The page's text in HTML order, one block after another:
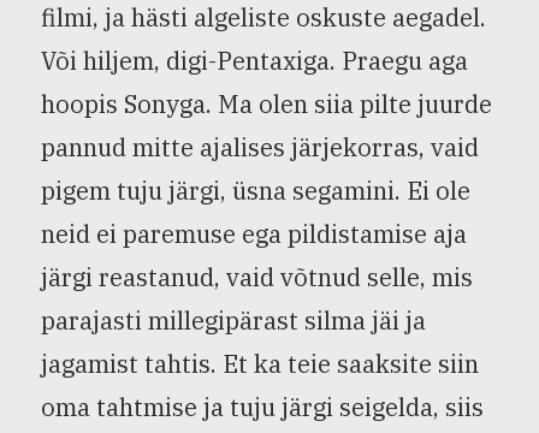
filmi, ja hästi algeliste oskuste aegadel.
Või hiljem, digi-Pentaxiga. Praegu aga
hoopis Sonyga. Ma olen siia pilte juurde
pannud mitte ajalises järjekorras, vaid
pigem tuju järgi, üsna segamini. Ei ole
neid ei paremuse ega pildistamise aja
järgi reastanud, vaid võtnud selle, mis
parajasti millegipärast silma jäi ja
jagamist tahtis. Et ka teie saaksite siin
oma tahtmise ja tuju järgi seigelda, siis